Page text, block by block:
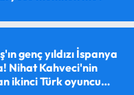
genç yıldızı İspanya
Nihat Kahveci'nin
ikinci Türk oyuncu